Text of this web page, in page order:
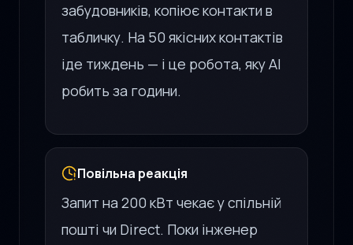
забудовників, копіює контакти в
табличку. На 50 якісних контактів
іде тиждень — і це робота, яку AI
робить за години.
Повільна реакція
Запит на 200 кВт чекає у спільній
пошті чи Direct. Поки інженер